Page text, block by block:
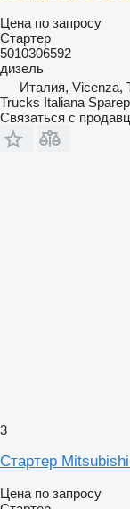
Цена по запросу
Стартер
5010306592
дизель
Италия, Vicenza,
Trucks Italiana
Связаться с
3
Стартер
Цена по запросу